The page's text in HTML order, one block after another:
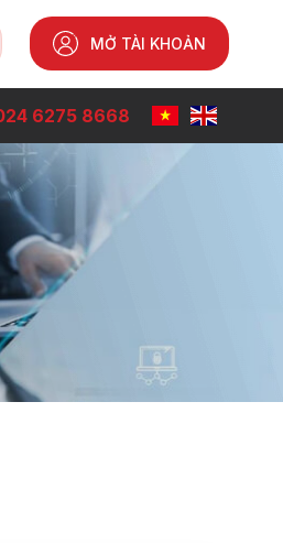
MỞ TÀI KHOẢN
6275 8668